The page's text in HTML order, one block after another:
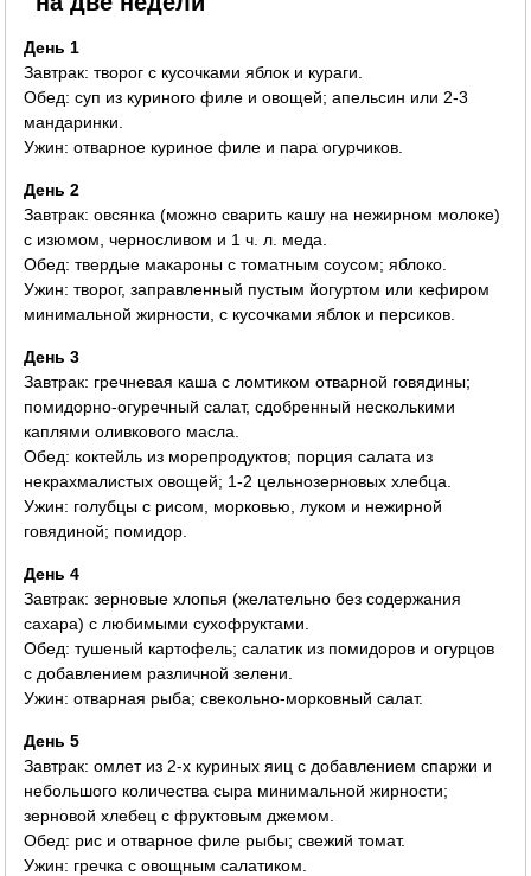
День 1
Завтрак: творог с кусочками яблок и кураги.
Обед: суп из куриного филе и овощей; апельсин или 2-3
мандаринки.
Ужин: отварное куриное филе и пара огурчиков.
День 2
Завтрак: овсянка (можно сварить кашу на нежирном молоке)
с изюмом, черносливом и 1 ч. л. меда.
Обед: твердые макароны с томатным соусом; яблоко.
Ужин: творог, заправленный пустым йогуртом или кефиром
минимальной жирности, с кусочками яблок и персиков.
День 3
Завтрак: гречневая каша с ломтиком отварной говядины;
помидорно-огуречный салат, сдобренный несколькими
каплями оливкового масла.
Обед: коктейль из морепродуктов; порция салата из
некрахмалистых овощей; 1-2 цельнозерновых хлебца.
Ужин: голубцы с рисом, морковью, луком и нежирной
говядиной; помидор.
День 4
Завтрак: зерновые хлопья (желательно без содержания
сахара) с любимыми сухофруктами.
Обед: тушеный картофель; салатик из помидоров и огурцов
с добавлением различной зелени.
Ужин: отварная рыба; свекольно-морковный салат.
День 5
Завтрак: омлет из 2-х куриных яиц с добавлением спаржи и
небольшого количества сыра минимальной жирности;
зерновой хлебец с фруктовым джемом.
Обед: рис и отварное филе рыбы; свежий томат.
Ужин: гречка с овощным салатиком.